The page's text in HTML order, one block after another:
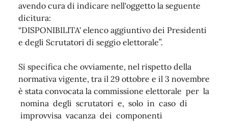
avendo cura di indicare nell'oggetto la seguente
dicitura:
“DISPONIBILITA' elenco aggiuntivo dei Presidenti
e degli Scrutatori di seggio elettorale”.
Si specifica che ovviamente, nel rispetto della
normativa vigente, tra il 29 ottobre e il 3 novembre
è stata convocata la commissione elettorale per la
nomina degli scrutatori e, solo in caso di
improvvisa vacanza dei componenti